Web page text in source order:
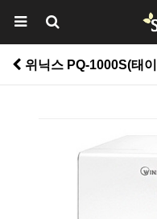
위닉스 PQ-1000S(태